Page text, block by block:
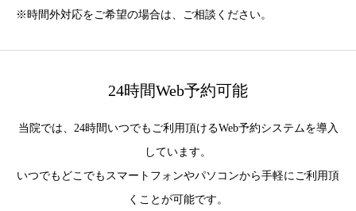
※時間外対応をご希望の場合は、ご相談ください。
24時間Web予約可能
当院では、24時間いつでもご利用頂けるWeb予約システムを導入
しています。
いつでもどこでもスマートフォンやパソコンから手軽にご利用頂
くことが可能です。